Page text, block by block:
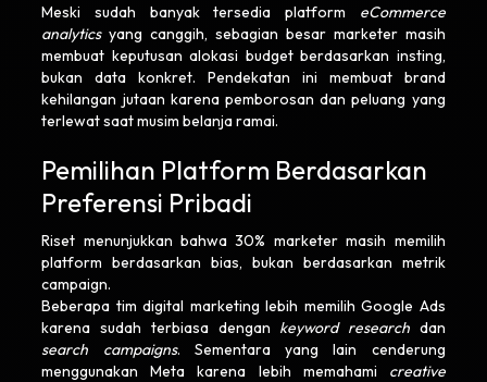
Meski sudah banyak tersedia platform eCommerce
analyticsyang canggih, sebagian besar marketer masih
membuat keputusan alokasi budget berdasarkan insting,
bukan data konkret. Pendekatan ini membuat brand
kehilangan jutaan karena pemborosan dan peluang yang
terlewat saat musim belanja ramai.
Pemilihan Platform Berdasarkan
Preferensi Pribadi
Riset menunjukkan bahwa 30% marketer masih memilih
platform berdasarkan bias, bukan berdasarkan metrik
campaign.
Beberapa tim digital marketing lebih memilih Google Ads
karena sudah terbiasa dengan keyword researchdan
search campaigns. Sementara yang lain cenderung
menggunakan Meta karena lebih memahami creative